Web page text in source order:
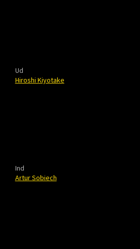
Ud
Hiroshi Kiyotake
Ind
Artur Sobiech